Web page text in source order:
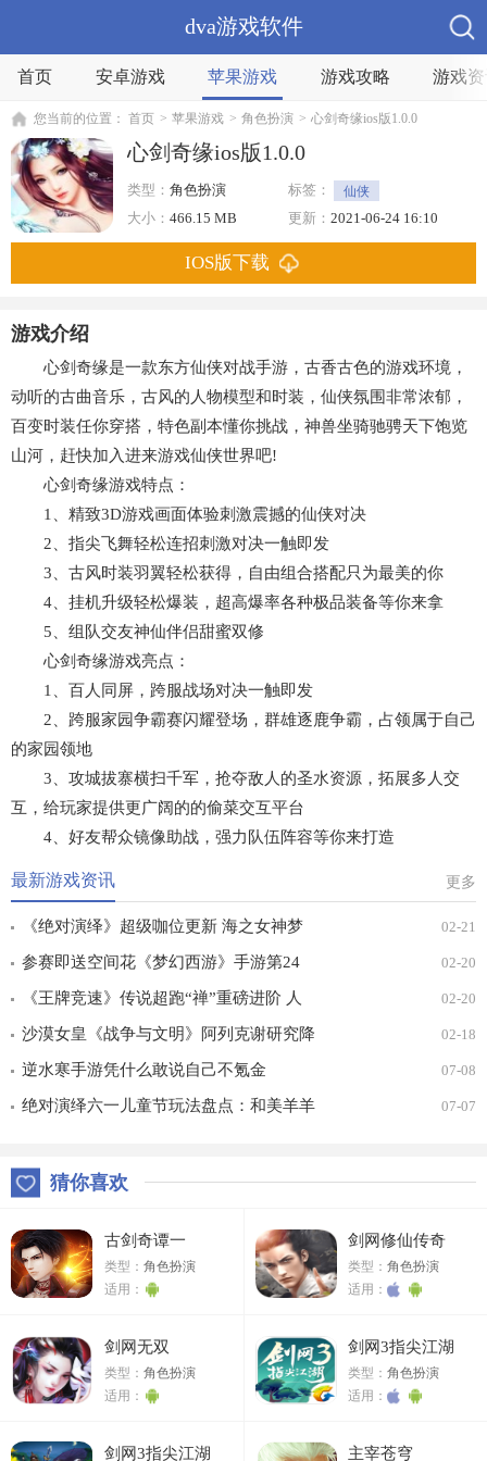
dva游戏软件
首页 安卓游戏 苹果游戏 游戏攻略 游戏
您当前的位置： 首页 > 苹果游戏 > 角色扮演 > 心剑奇缘ios版1.0.0
心剑奇缘ios版1.0.0
类型： 角色扮演 标签： 仙侠
大小： 466.15 MB 更新： 2021-06-24 16:10
IOS版下载
游戏介绍
心剑奇缘是一款东方仙侠对战手游，古香古色的游戏环境，
动听的古曲音乐，古风的人物模型和时装，仙侠氛围非常浓郁，
百变时装任你穿搭，特色副本懂你挑战，神兽坐骑驰骋天下饱览
山河，赶快加入进来游戏仙侠世界吧!
心剑奇缘游戏特点：
1、精致3D游戏画面体验刺激震撼的仙侠对决
2、指尖飞舞轻松连招刺激对决一触即发
3、古风时装羽翼轻松获得，自由组合搭配只为最美的你
4、挂机升级轻松爆装，超高爆率各种极品装备等你来拿
5、组队交友神仙伴侣甜蜜双修
心剑奇缘游戏亮点：
1、百人同屏，跨服战场对决一触即发
2、跨服家园争霸赛闪耀登场，群雄逐鹿争霸，占领属于自己
的家园领地
3、攻城拔寨横扫千军，抢夺敌人的圣水资源，拓展多人交
互，给玩家提供更广阔的的偷菜交互平台
4、好友帮众镜像助战，强力队伍阵容等你来打造
最新游戏资讯 更多
《绝对演绎》超级咖位更新 海之女神梦
幻时装免费拿！
02-21
参赛即送空间花《梦幻西游》手游第24
届X9联赛报名进行中！
02-20
《王牌竞速》传说超跑“禅”重磅进阶 人
车合一 竞速飞升！
02-20
沙漠女皇《战争与文明》阿列克谢研究降
价
02-18
逆水寒手游凭什么敢说自己不氪金 07-08
绝对演绎六一儿童节玩法盘点：和美羊羊 07-07
猜你喜欢
古剑奇谭一
类型： 角色扮演
适用：
剑网修仙传奇
类型：角色扮演
适用：
剑网无双
类型： 角色扮演
适用：
剑网3指尖江湖
类型：角色扮演
适用：
剑网3指尖江湖 主宰苍穹